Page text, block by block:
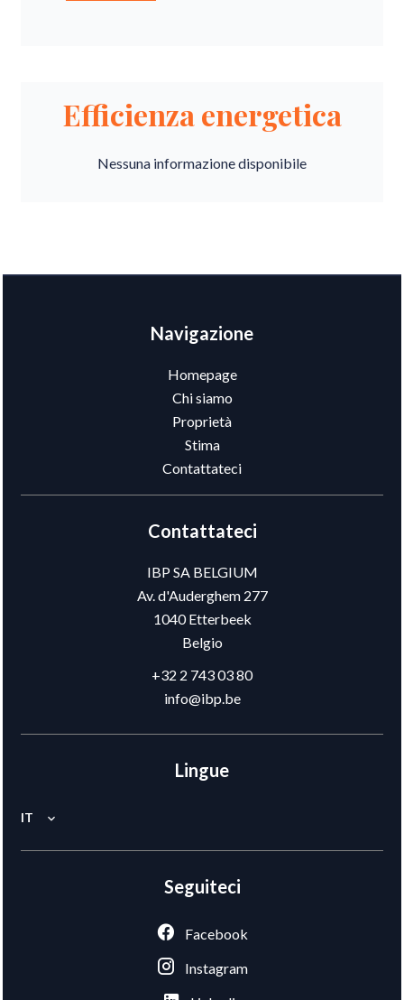
Efficienza energetica
Nessuna informazione disponibile
Navigazione
Homepage
Chi siamo
Proprietà
Stima
Contattateci
Contattateci
IBP SA BELGIUM
Av. d'Auderghem 277
1040Etterbeek
Belgio
+32 2 743 03 80
info@ibp.be
Lingue
IT
Seguiteci
Facebook
Instagram